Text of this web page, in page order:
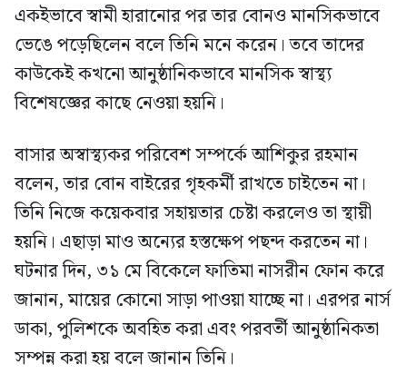
একইভাবে স্বামী হারানোর পর তার বোনও মানসিকভাবে
ভেঙে পড়েছিলেন বলে তিনি মনে করেন। তবে তাদের
কাউকেই কখনো আনুষ্ঠানিকভাবে মানসিক স্বাস্থ্য
বিশেষজ্ঞের কাছে নেওয়া হয়নি।
বাসার অস্বাস্থ্যকর পরিবেশ সম্পর্কে আশিকুর রহমান
বলেন, তার বোন বাইরের গৃহকর্মী রাখতে চাইতেন না।
তিনি নিজে কয়েকবার সহায়তার চেষ্টা করলেও তা স্থায়ী
হয়নি। এছাড়া মাও অন্যের হস্তক্ষেপ পছন্দ করতেন না।
ঘটনার দিন, ৩১ মে বিকেলে ফাতিমা নাসরীন ফোন করে
জানান, মায়ের কোনো সাড়া পাওয়া যাচ্ছে না। এরপর নার্স
ডাকা, পুলিশকে অবহিত করা এবং পরবর্তী আনুষ্ঠানিকতা
সম্পন্ন করা হয় বলে জানান তিনি।